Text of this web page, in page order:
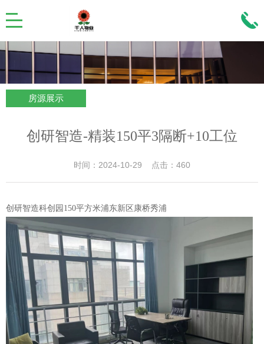
房源展示
创研智造-精装150平3隔断+10工位
时间：2024-10-29 点击：460
创研智造科创园150平方米浦东新区康桥秀浦